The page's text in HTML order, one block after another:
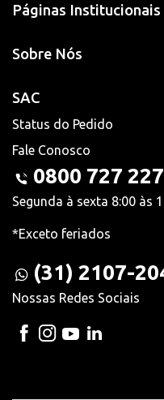
Páginas Institucionais
Sobre Nós
SAC
Status do Pedido
Fale Conosco
0800 727
Segunda à sexta 8:00 às
*Exceto feriados
(31) 2107-
Nossas Redes Sociais